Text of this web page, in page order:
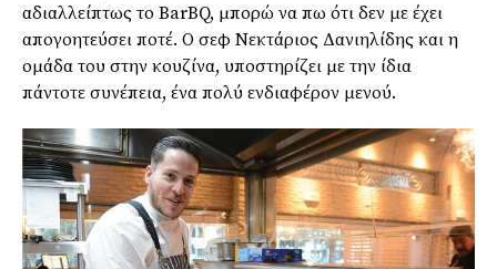
αδιαλλείπτως το BarBQ, μπορώ να πω ότι δεν με έχει
απογοητεύσει ποτέ. Ο σεφ Νεκτάριος Δανιηλίδης και η
ομάδα του στην κουζίνα, υποστηρίζει με την ίδια
πάντοτε συνέπεια, ένα πολύ ενδιαφέρον μενού.